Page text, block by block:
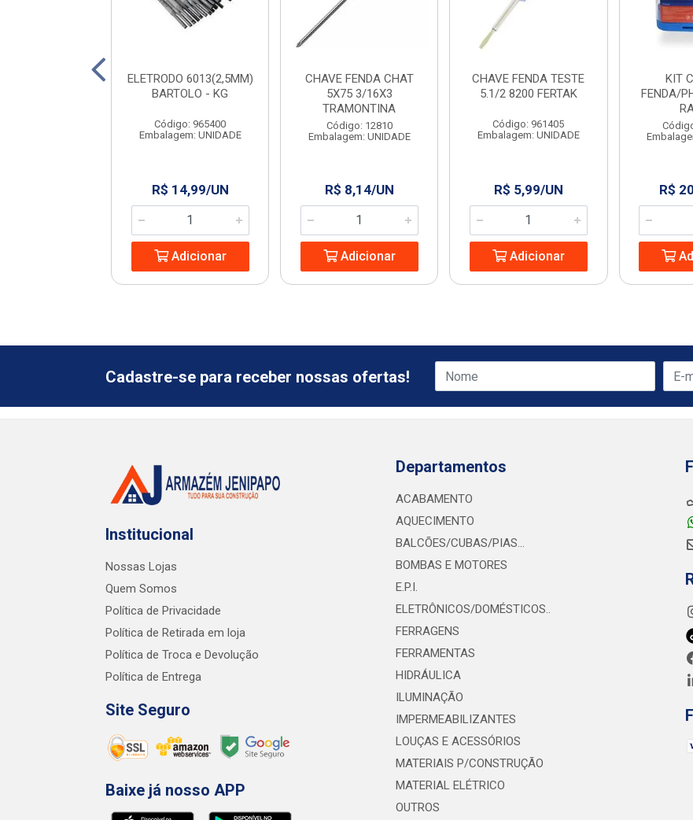
ELETRODO 6013(2,5MM)
BARTOLO - KG
Código: 965400
Embalagem: UNIDADE
R$ 14,99/UN
Adicionar
CHAVE FENDA CHAT
5X75 3/16X3
TRAMONTINA
Código: 12810
Embalagem: UNIDADE
R$ 8,14/UN
Adicionar
CHAVE FENDA TESTE
5.1/2 8200 FERTAK
Código: 961405
Embalagem: UNIDADE
R$ 5,99/UN
Adicionar
KIT
FENDA/
R$
Cadastre-se para receber nossas ofertas!
Institucional
Nossas Lojas
Quem Somos
Política de Privacidade
Política de Retirada em loja
Política de Troca e Devolução
Política de Entrega
Site Seguro
Baixe já nosso APP
Departamentos
ACABAMENTO
AQUECIMENTO
BALCÕES/CUBAS/PIAS...
BOMBAS E MOTORES
E.P.I.
ELETRÔNICOS/DOMÉSTICOS..
FERRAGENS
FERRAMENTAS
HIDRÁULICA
ILUMINAÇÃO
IMPERMEABILIZANTES
LOUÇAS E ACESSÓRIOS
MATERIAIS P/CONSTRUÇÃO
MATERIAL ELÉTRICO
OUTROS